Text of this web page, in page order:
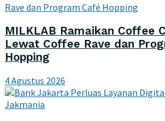
MILKLAB Ramaikan Coffee
Lewat Coffee Rave dan
Hopping
4 Agustus 2026